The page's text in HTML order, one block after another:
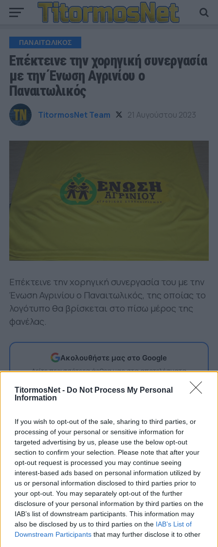
TitormosNet - Do Not Process My Personal
Information
If you wish to opt-out of the sale, sharing to third parties, or
processing of your personal or sensitive information for
targeted advertising by us, please use the below opt-out
section to confirm your selection. Please note that after your
opt-out request is processed you may continue seeing
interest-based ads based on personal information utilized by
us or personal information disclosed to third parties prior to
your opt-out. You may separately opt-out of the further
disclosure of your personal information by third parties on the
IAB’s list of downstream participants. This information may
also be disclosed by us to third parties on the IAB’s List of
Downstream Participants that may further disclose it to other
ΠΑΝΑΙΤΩΛΙΚΟΣ
Επέκτεινε την χορηγική συνεργασία
με την Ένωση Αγρινίου ο
Παναιτωλικός
TitormosNet Team 21 Αυγούστου 2023
Επέκτεινε την χορηγική συνεργασία του με την
Ένωση Αγρινίου ο Παναιτωλικός, της οποίας το
λογότυπο θα βρίσκεται στο πίσω μέρος της
φανέλας.
Ακολουθήστε μας στο Google
Δείτε περισσότερα άρθρα μας στα αποτελέσματα
Add TitormosNet.gr on Google
Η σχετική ενημέρωση:
«Η ΠΑΕ Παναιτωλικός ανακοινώνει την
ανανέωση της χορηγικής της συνεργασίας με
την ΕΝΩΣΗ Αγρινίου Αγροτικός Συνεταιρισμός,
η οποία θα αποτελέσει επίσημο χορηγό της
ομάδας προβάλλοντας το λογότυπο της
εταιρείας στο οπίσθιο μέρος της επίσημης
εμφάνισής μας».